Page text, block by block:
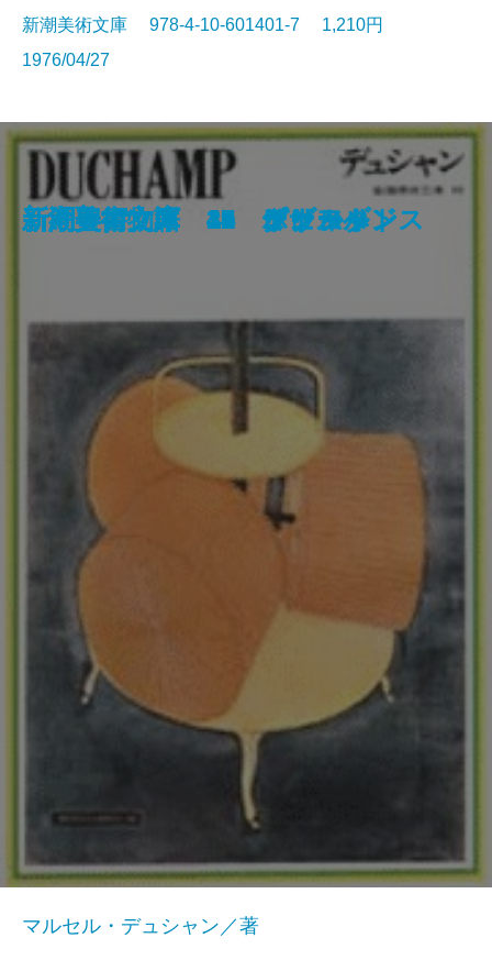
《新潮日本古典集成》方丈記 発
心集
限定版 日月星辰
《新潮日本古典集成》世阿弥芸術
論集
《新潮日本古典集成》好色一代女
新潮美術文庫 39 マティス
新潮美術文庫 40 ルオー
《新潮日本古典集成》伊勢物語
《新潮日本古典集成》源氏物語
一
新潮美術文庫 50 クレー
新潮美術文庫 1 ジオット
新潮美術文庫 978-4-10-601401-7 1,210円
1976/04/27
新潮美術文庫 49 デュシャン
マルセル・デュシャン／著
新潮美術文庫 10 リューベンス
新潮美術文庫 44 レジェ
新約聖書物語
新潮美術文庫 19 ダヴィッド
新潮美術文庫 22 ミレー
新潮美術文庫 37 クリムト
新潮美術文庫 41 デュフィ
新潮美術文庫 15 シャルダン
新潮美術文庫 34 ボナール